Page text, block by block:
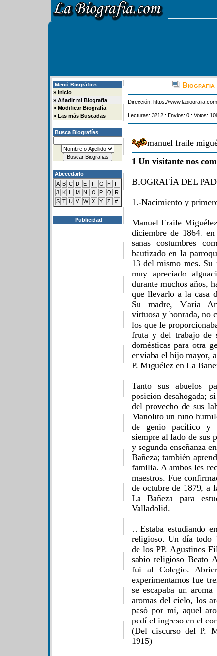
Menú Biográfico
» Inicio
» Añadir mi Biografia
» Modificar Biografía
» Las más Buscadas
Busca Biografías
Abecedario
A B C D E F G H
I
J
K L M N O P Q
R
S T U V W X Y Z #
Publicidad
Biografia
Dirección: https://
Lecturas: 3212 : Envios: 0 : Votos:
manuel fraile
1 Un visitante nos
BIOGRAFÍA DEL
1.-Nacimiento y
Manuel Fraile
diciembre de 1864,
sanas costumbres
bautizado en la
13 del mismo mes. Su
muy apreciado
durante muchos años,
que llevarlo a la casa
Su madre, Maria
virtuosa y honrada, no
los que le
fruta y del trabajo de
domésticas para otra
enviaba el hijo mayor,
P. Miguélez en La
Tanto sus abuelos
posición desahogada;
del provecho de sus
Manolito un niño
de genio pacífico y
siempre al lado de sus
y segunda enseñanza
Bañeza; también
familia. A ambos les
maestros. Fue
de octubre de 1879, a
La Bañeza para
Valladolid.
…Estaba estudiando
religioso. Un día todo
de los PP. Agustinos
sabio religioso Beato
fui al Colegio.
experimentamos fue
se escapaba un
aromas del cielo, los
pasó por mí, aquel
pedí el ingreso en el
(Del discurso del P.
1915)